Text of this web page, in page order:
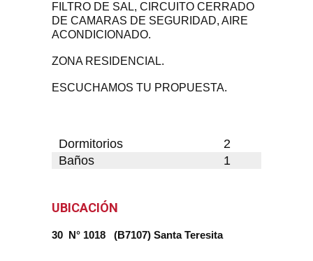
FILTRO DE SAL, CIRCUITO CERRADO
DE CAMARAS DE SEGURIDAD, AIRE
ACONDICIONADO.
ZONA RESIDENCIAL.
ESCUCHAMOS TU PROPUESTA.
Dormitorios
2
Baños
1
UBICACIÓN
30 N° 1018 (B7107) Santa Teresita